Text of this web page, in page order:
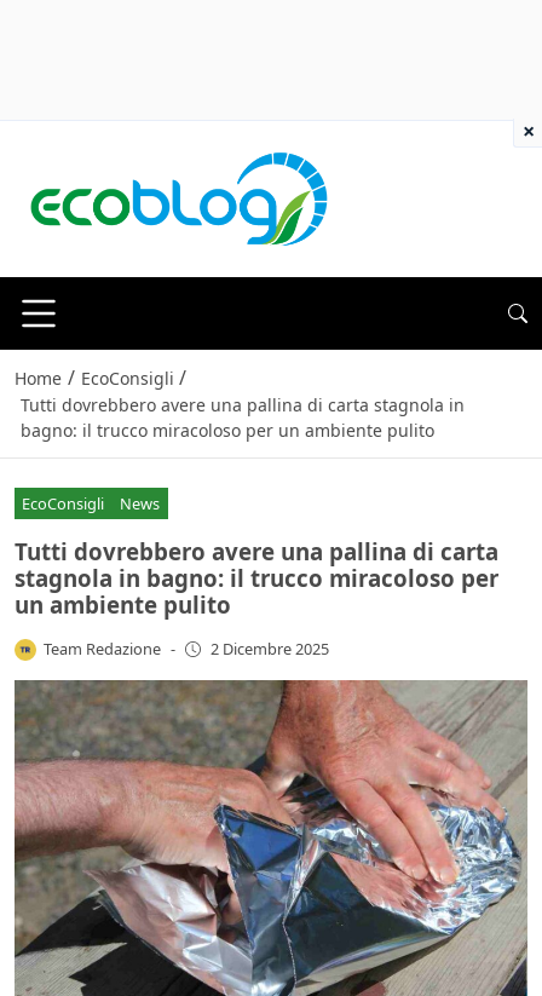
Home / EcoConsigli /
Tutti dovrebbero avere una pallina di carta stagnola in
bagno: il trucco miracoloso per un ambiente pulito
EcoConsigli News
Tutti dovrebbero avere una pallina di carta
stagnola in bagno: il trucco miracoloso per
un ambiente pulito
Team Redazione - 2 Dicembre 2025
×